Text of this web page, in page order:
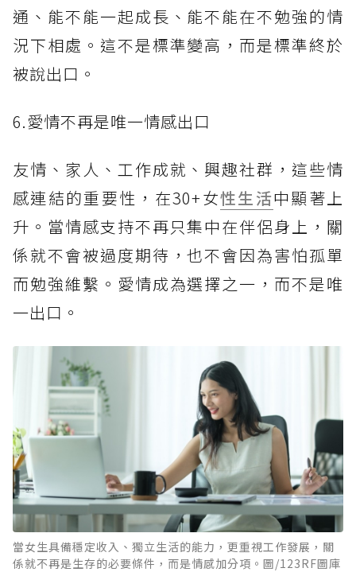
通、能不能一起成長、能不能在不勉強的情
況下相處。這不是標準變高，而是標準終於
被說出口。
6.愛情不再是唯一情感出口
友情、家人、工作成就、興趣社群，這些情
感連結的重要性，在30+女性生活中顯著上
升。當情感支持不再只集中在伴侶身上，關
係就不會被過度期待，也不會因為害怕孤單
而勉強維繫。愛情成為選擇之一，而不是唯
一出口。
當女生具備穩定收入、獨立生活的能力，更重視工作發展，關
係就不再是生存的必要條件，而是情感加分項。圖/123RF圖庫